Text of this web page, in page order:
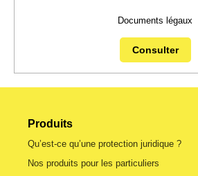
Documents légaux
Consulter
Produits
Qu’est-ce qu’une protection juridique ?
Nos produits pour les particuliers